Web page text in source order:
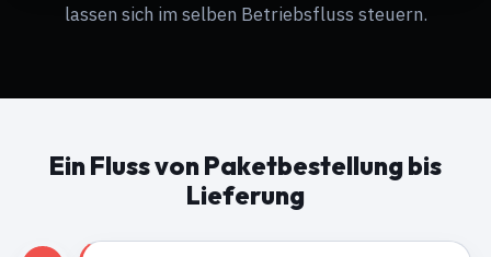
lassen sich im selben Betriebsfluss steuern.
Ein Fluss von Paketbestellung bis
Lieferung